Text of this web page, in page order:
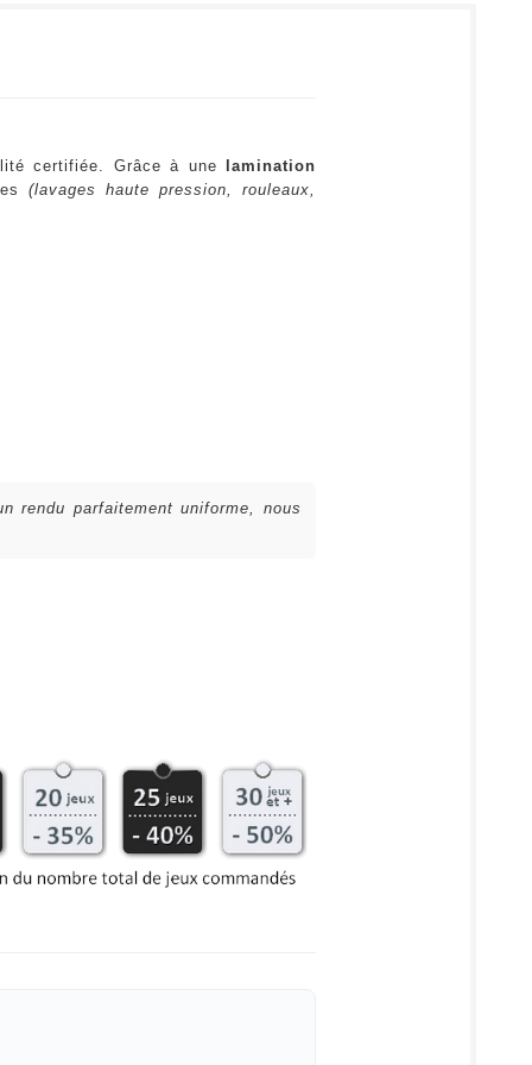
certifiée. Grâce à une
lamination
(lavages haute pression, rouleaux,
parfaitement uniforme, nous